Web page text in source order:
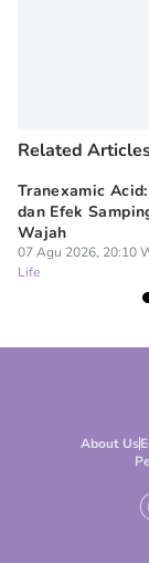
Related
Tranexamic
dan Efek
Wajah
07 Agu 2026, 20:10
Life
About Us